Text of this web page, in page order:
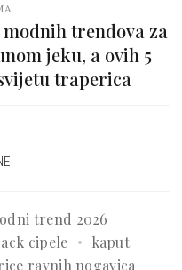
trendova za
jeku, a ovih 5
traperica
trend 2026
cipele
kaput
ravnih nogavica